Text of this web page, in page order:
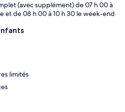
(avec supplément) de 07 h 00 à
et de 08 h 00 à 10 h 30 le week-end
limités